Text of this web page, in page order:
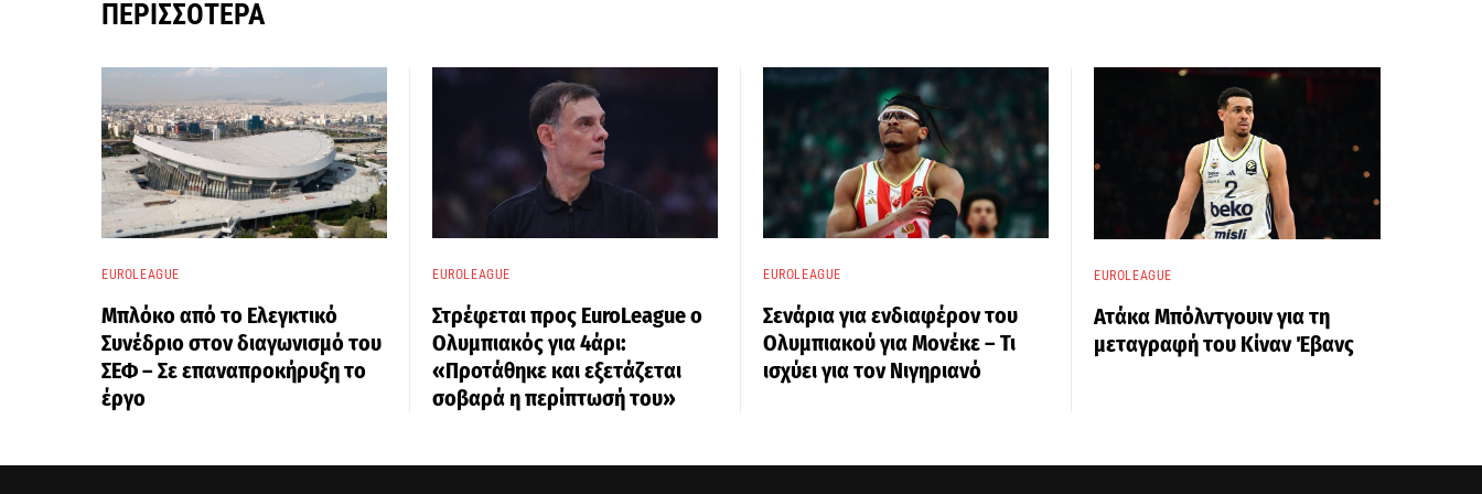
ΠΕΡΙΣΣΌΤΕΡΑ
EUROLEAGUE
Μπλόκο από το Ελεγκτικό
Συνέδριο στον διαγωνισμό του
ΣΕΦ – Σε επαναπροκήρυξη το
έργο
EUROLEAGUE
Στρέφεται προς EuroLeague ο
Ολυμπιακός για 4άρι:
«Προτάθηκε και εξετάζεται
σοβαρά η περίπτωσή του»
EUROLEAGUE
Σενάρια για ενδιαφέρον του
Ολυμπιακού για Μονέκε – Τι
ισχύει για τον Νιγηριανό
EUROLEAGUE
Ατάκα Μπόλντγουιν για τη
μεταγραφή του Κίναν Έβανς